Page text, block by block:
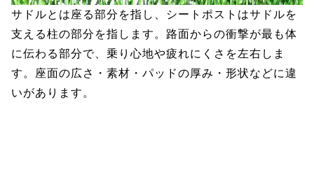
サドルとは座る部分を指し、シートポストはサドルを
支える柱の部分を指します。路面からの衝撃が最も体
に伝わる部分で、乗り心地や疲れにくさを左右しま
す。座面の広さ・素材・パッドの厚み・形状などに違
いがあります。